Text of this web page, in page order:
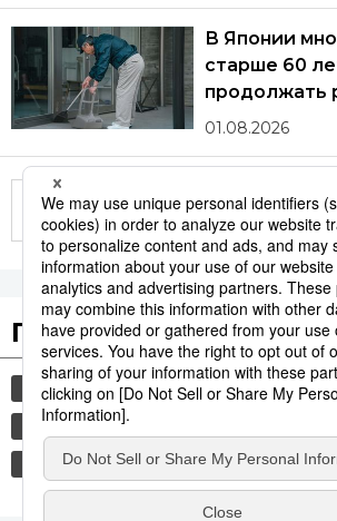
В Японии
старше 60
продолжать
01.08.2026
Другие статьи по теме
Популярные
общество культура jiji press
еда и напитки
экономика
политика дети